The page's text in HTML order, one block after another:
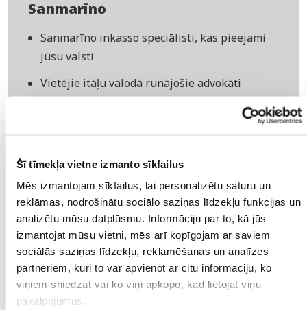
Šī tīmekļa vietne izmanto sīkfailus
Mēs izmantojam sīkfailus, lai personalizētu saturu un
reklāmas, nodrošinātu sociālo saziņas līdzekļu funkcijas un
analizētu mūsu datplūsmu. Informāciju par to, kā jūs
izmantojat mūsu vietni, mēs arī kopīgojam ar saviem
sociālās saziņas līdzekļu, reklamēšanas un analīzes
partneriem, kuri to var apvienot ar citu informāciju, ko
viņiem sniedzat vai ko viņi apkopo, kad lietojat viņu
pakalpojumus.
Sanmarīno
Sanmarīno inkasso speciālisti, kas pieejami
jūsu valstī
Vietējie itāļu valodā runājošie advokāti
Visaugstākais panākumu līmenis – 95%
Jums tiek piemērtos konkrēts speciālists, kas
vienmēr būs jūsu saziņas punkts
24/7 tiešsaistes piekļuve mūsu portālam
Bezriska parādu piedziņa